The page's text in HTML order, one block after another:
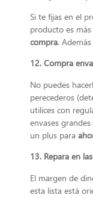
Si te fijas en el
producto es
compra.
12. Compra
No puedes
perecederos
utilices con
envases
un plus para
13. Repara en
El margen de
esta lista está